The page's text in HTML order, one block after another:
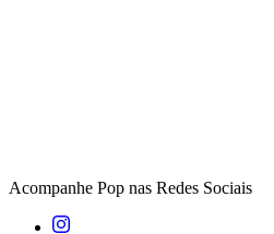
Acompanhe Pop nas Redes Sociais